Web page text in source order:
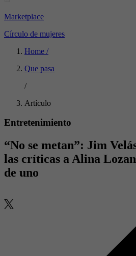
Marketplace
Círculo de mujeres
Home /
Que pasa
/
Artículo
Entretenimiento
“No se metan”: Jim
las críticas a Alina
de uno